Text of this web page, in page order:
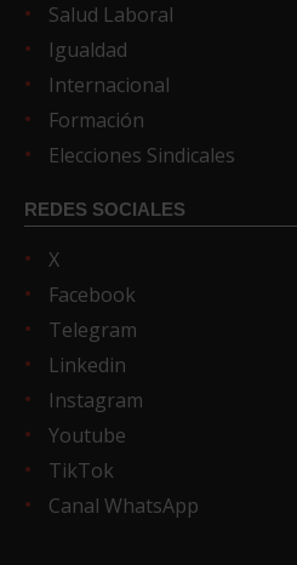
Salud Laboral
Igualdad
Internacional
Formación
Elecciones Sindicales
REDES SOCIALES
X
Facebook
Telegram
Linkedin
Instagram
Youtube
TikTok
Canal WhatsApp